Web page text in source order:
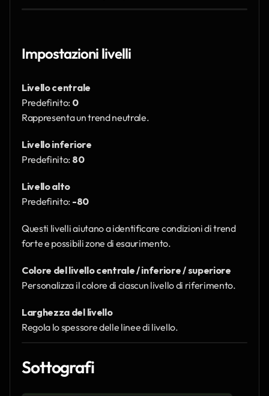
Impostazioni livelli
Livello centrale
Predefinito: 0
Rappresenta un trend neutrale.
Livello inferiore
Predefinito: 80
Livello alto
Predefinito: -80
Questi livelli aiutano a identificare condizioni di trend
forte e possibili zone di esaurimento.
Colore del livello centrale / inferiore / superiore
Personalizza il colore di ciascun livello di riferimento.
Larghezza del livello
Regola lo spessore delle linee di livello.
Sottografi